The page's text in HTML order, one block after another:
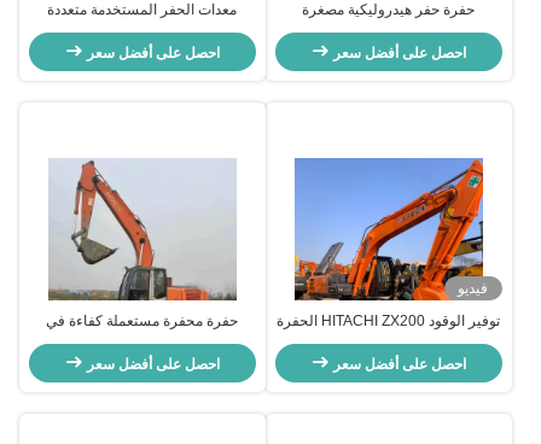
حفرة حفر هيدروليكية مصغرة
HITACHI Zax210 لعمل الهدم
احصل على أفضل سعر
معدات الحفر المستخدمة متعددة
الوظائف HITACHI Zax120 للتعدين
الصخري
احصل على أفضل سعر
فيديو
توفير الوقود HITACHI ZX200 الحفرة
المستخدمة معدات تحريك الأرض
20300 كجم
احصل على أفضل سعر
حفرة محفرة مستعملة كفاءة في
استهلاك الوقود HITACHI Zax120 آلة
بناء مستعملة
احصل على أفضل سعر